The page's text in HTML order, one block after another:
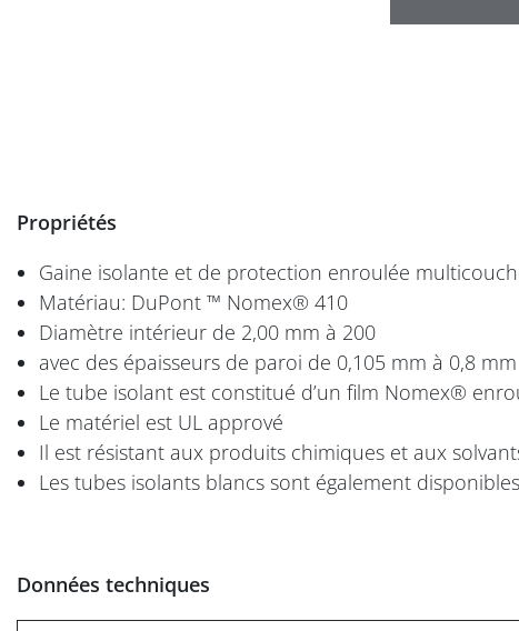
Propriétés
Gaine isolante et de protection enroulée
Matériau: DuPont ™ Nomex® 410
Diamètre intérieur de 2,00 mm à 200
avec des épaisseurs de paroi de 0,105 mm à 0,8 mm
Le tube isolant est constitué d’un film Nomex®
Le matériel est UL apprové
Il est résistant aux produits chimiques et aux
Les tubes isolants blancs sont également
Données techniques